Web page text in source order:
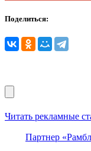
Поделиться:
Читать рекламные
Партнер